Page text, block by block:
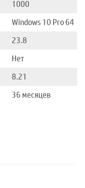
1000
Windows 10 Pro 64
23.8
Нет
8.21
36 месяцев